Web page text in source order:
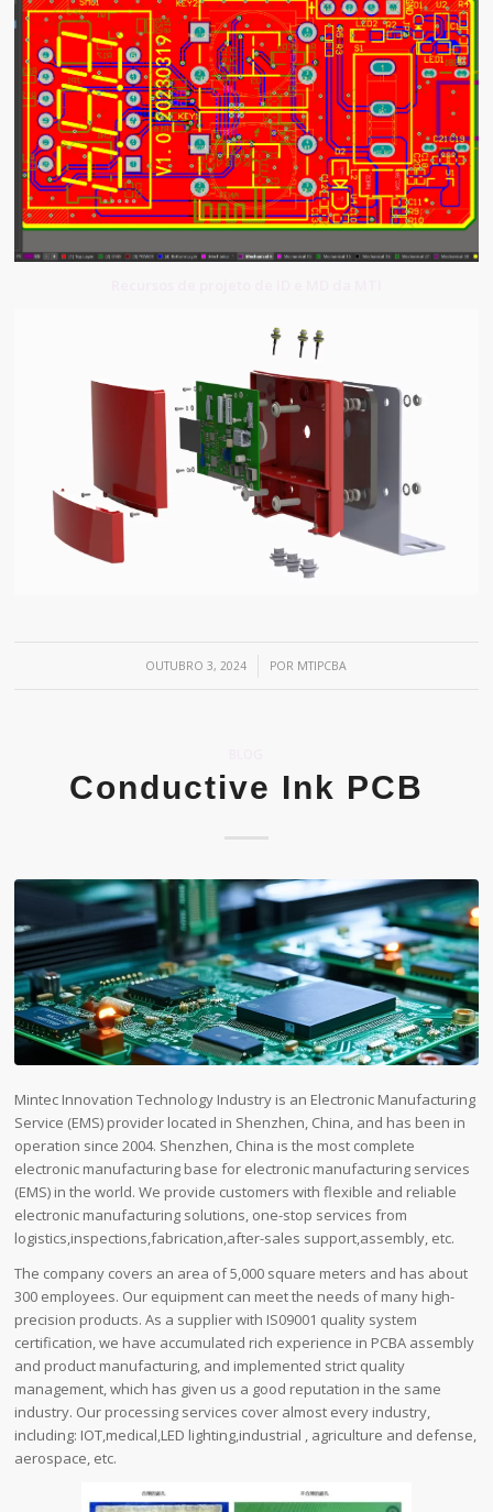
OUTUBRO 3, 2024
/ POR MTIPCBA
Conductive Ink PCB
Mintec Innovation Technology Industry is an Electronic Manufacturing
Service (EMS) provider located in Shenzhen, China, and has been in
operation since 2004. Shenzhen, China is the most complete
electronic manufacturing base for electronic manufacturing services
(EMS) in the world. We provide customers with flexible and reliable
electronic manufacturing solutions, one-stop services from
logistics,inspections,fabrication,after-sales support,assembly, etc.
The company covers an area of ​​5,000 square meters and has about
300 employees. Our equipment can meet the needs of many high-
precision products. As a supplier with IS09001 quality system
certification, we have accumulated rich experience in PCBA assembly
and product manufacturing, and implemented strict quality
management, which has given us a good reputation in the same
industry. Our processing services cover almost every industry,
including: IOT,medical,LED lighting,industrial , agriculture and defense,
aerospace, etc.